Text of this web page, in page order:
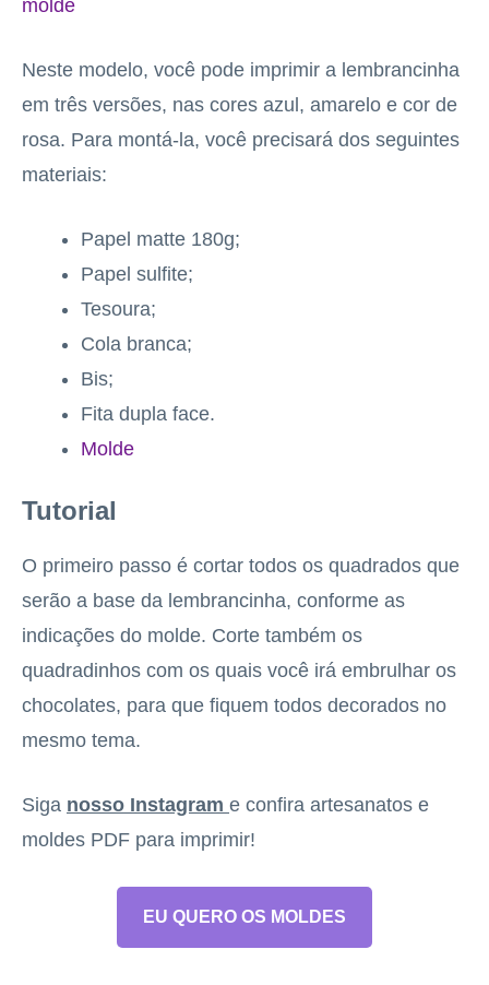
molde
Neste modelo, você pode imprimir a lembrancinha
em três versões, nas cores azul, amarelo e cor de
rosa. Para montá-la, você precisará dos seguintes
materiais:
Papel matte 180g;
Papel sulfite;
Tesoura;
Cola branca;
Bis;
Fita dupla face.
Molde
Tutorial
O primeiro passo é cortar todos os quadrados que
serão a base da lembrancinha, conforme as
indicações do molde. Corte também os
quadradinhos com os quais você irá embrulhar os
chocolates, para que fiquem todos decorados no
mesmo tema.
Siga nosso Instagram e confira artesanatos e
moldes PDF para imprimir!
EU QUERO OS MOLDES